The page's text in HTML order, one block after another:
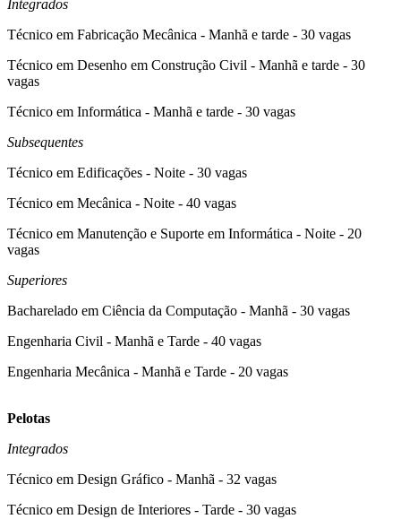
Integrados
Técnico em Fabricação Mecânica - Manhã e tarde - 30 vagas
Técnico em Desenho em Construção Civil - Manhã e tarde - 30
vagas
Técnico em Informática - Manhã e tarde - 30 vagas
Subsequentes
Técnico em Edificações - Noite - 30 vagas
Técnico em Mecânica - Noite - 40 vagas
Técnico em Manutenção e Suporte em Informática - Noite - 20
vagas
Superiores
Bacharelado em Ciência da Computação - Manhã - 30 vagas
Engenharia Civil - Manhã e Tarde - 40 vagas
Engenharia Mecânica - Manhã e Tarde - 20 vagas
Pelotas
Integrados
Técnico em Design Gráfico - Manhã - 32 vagas
Técnico em Design de Interiores - Tarde - 30 vagas